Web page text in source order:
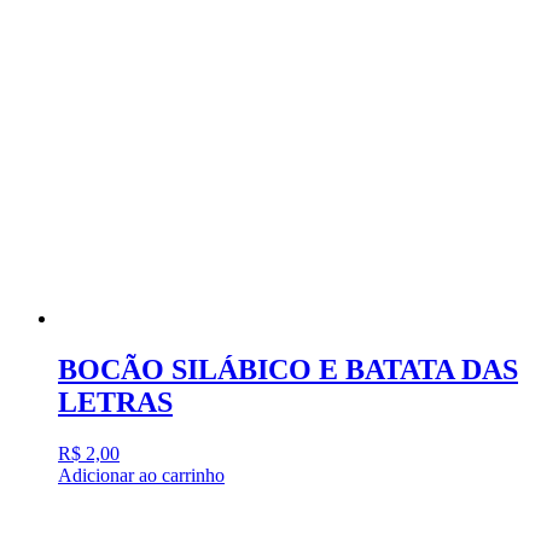
BOCÃO SILÁBICO E BATATA DAS
LETRAS
R$ 2,00
Adicionar ao carrinho